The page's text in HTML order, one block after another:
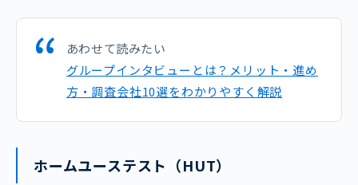
あわせて読みたい
グループインタビューとは？メリット・進め
方・調査会社10選をわかりやすく解説
ホームユーステスト（HUT）